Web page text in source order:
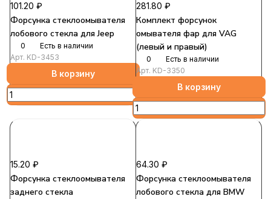
101.20 ₽
Форсунка стеклоомывателя
лобового стекла для Jeep
0
Есть в наличии
Арт. KD-3453
В корзину
281.80 ₽
Комплект форсунок
омывателя фар для VAG
(левый и правый)
0
Есть в наличии
Арт. KD-3350
В корзину
15.20 ₽
Форсунка стеклоомывателя
заднего стекла
64.30 ₽
Форсунка стеклоомывателя
лобового стекла для BMW